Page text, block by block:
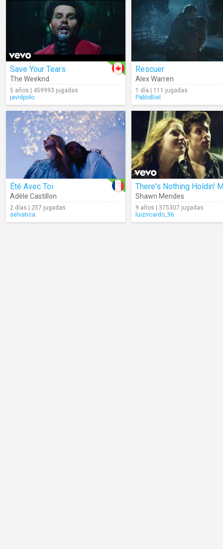
Save Your Tears
The Weeknd
5 años | 459993 jugadas
javidpolo
Rescuer
Alex Warren
1 día | 111 jugadas
PabloBiel
Été Avec Toi
Adèle Castillon
2 días | 257 jugadas
selvatica
Shawn Mendes
9 años | 375307 jugadas
luizricardo_96